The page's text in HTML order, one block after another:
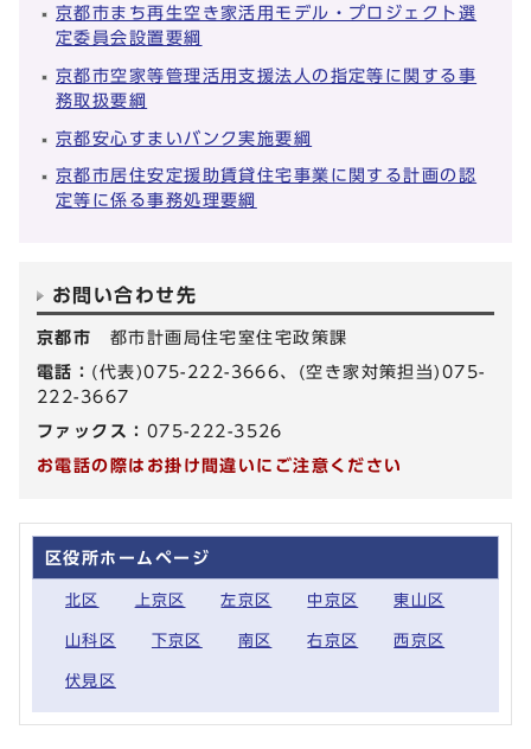
京都市まち再生空き家活用モデル・プロジェクト選
定委員会設置要綱
京都市空家等管理活用支援法人の指定等に関する事
務取扱要綱
京都安心すまいバンク実施要綱
京都市居住安定援助賃貸住宅事業に関する計画の認
定等に係る事務処理要綱
お問い合わせ先
京都市 都市計画局住宅室住宅政策課
電話： (代表)075-222-3666、(空き家対策担当)075-
222-3667
ファックス： 075-222-3526
お電話の際はお掛け間違いにご注意ください
区役所ホームページ
北区 上京区 左京区 中京区 東山区
山科区 下京区 南区 右京区 西京区
伏見区